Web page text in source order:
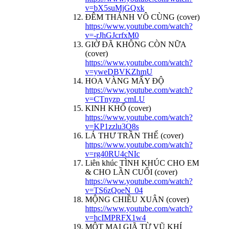
v=bX5suMjGQxk
ĐÊM THÁNH VÔ CÙNG (cover)
https://www.youtube.com/watch?
v=-rJhGJcrfxM0
GIỜ ĐÃ KHÔNG CÒN NỮA
(cover)
https://www.youtube.com/watch?
v=yweDBVKZhmU
HOA VÀNG MẤY ĐỘ
https://www.youtube.com/watch?
v=CTnyzp_cmLU
KINH KHỔ (cover)
https://www.youtube.com/watch?
v=KP1zzlu3O8s
LÁ THƯ TRẦN THẾ (cover)
https://www.youtube.com/watch?
v=rg40RU4cNIc
Liên khúc TÌNH KHÚC CHO EM
& CHO LẦN CUỐI (cover)
https://www.youtube.com/watch?
v=TS6zQoeN_04
MỘNG CHIỀU XUÂN (cover)
https://www.youtube.com/watch?
v=hcIMPRFX1w4
MỘT MAI GIÃ TỪ VŨ KHÍ